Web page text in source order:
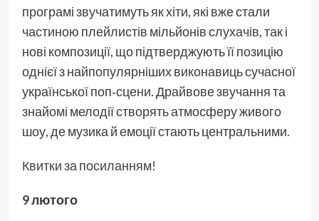
програмі звучатимуть як хіти, які вже стали
частиною плейлистів мільйонів слухачів, так і
нові композиції, що підтверджують її позицію
однієї з найпопулярніших виконавиць сучасної
української поп‑сцени. Драйвове звучання та
знайомі мелодії створять атмосферу живого
шоу, де музика й емоції стають центральними.
Квитки за посиланням!
9 лютого